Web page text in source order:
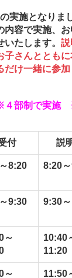
実施となりま
内容で実施、
たします。 説
子さんととも
だけ一緒に参加
※４部制で実施
付 説
8:20 8:20
9:30 9:30
～
10:40
11:20
～
11:50